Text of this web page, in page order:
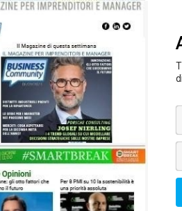
del suo
studio che esamina il
il lavoro. Secondo il
crede che
possa aumentare la loro
In risposta a queste
nuove iniziative per i
di training e